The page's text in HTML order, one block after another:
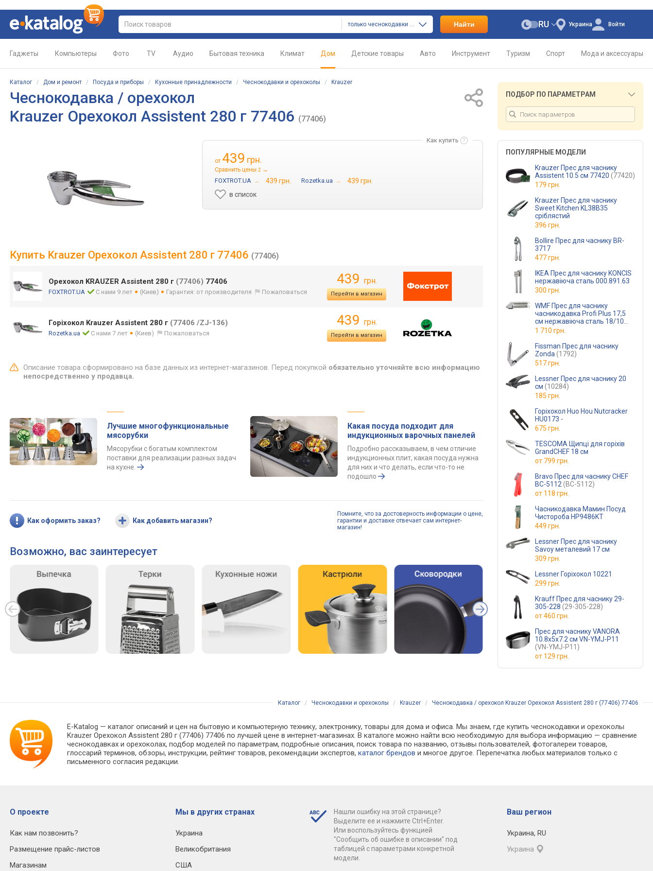
только чеснокодавки и орехоколы Найти Украина
RU Войти
Гаджеты Компьютеры Фото TV Аудио Бытовая техника Климат Дом Детские товары Авто Инструмент Туризм Спорт Мода и аксессуары
Каталог / Дом и ремонт / Посуда и приборы / Кухонные принадлежности / Чеснокодавки и орехоколы / Krauzer
Чеснокодавка / орехокол
Krauzer Орехокол Assistent 280 г 77406 (77406)
Как купить
от 439 грн.
Сравнить цены 2 →
FOXTROT.UA → 439 грн. Rozetka.ua →
439 грн.
в список
Купить Krauzer Орехокол Assistent 280 г 77406 (77406)
Орехокол KRAUZER Assistent 280 г (77406) 77406
FOXTROT.UA С нами 9 лет (Киев) Гарантия: от производителя Пожаловаться
439 грн.
Перейти в магазин
Горіхокол Krauzer Assistent 280 г (77406 /ZJ-136)
Rozetka.ua С нами 7 лет (Киев) Пожаловаться
439 грн.
Перейти в магазин
Описание товара сформировано на базе данных из интернет-магазинов. Перед покупкой обязательно уточняйте всю информацию
непосредственно у продавца.
Лучшие многофункциональные
мясорубки
Мясорубки с богатым комплектом
поставки для реализации разных задач
на кухне.
Какая посуда подходит для
индукционных варочных панелей
Подробно рассказываем, в чем отличие
индукционных плит, какая посуда нужна
для них и что делать, если что-то не
подошло
Как оформить заказ? Как добавить магазин?
Помните, что за достоверность информации о цене,
гарантии и доставке отвечает сам интернет-
магазин!
Возможно, вас заинтересует
ПОДБОР ПО ПАРАМЕТРАМ
ПОПУЛЯРНЫЕ МОДЕЛИ
Krauzer Прес для часнику
Assistent 10.5 см 77420 (77420)
179 грн.
Krauzer Прес для часнику
Sweet Kitchen KL38B35
сріблястий
396 грн.
Bollire Прес для часнику BR-
3717
477 грн.
IKEA Прес для часнику KONCIS
нержавіюча сталь 000.891.63
300 грн.
WMF Прес для часнику
часникодавка Profi Plus 17,5
см нержавіюча сталь 18/10
Cromargan 18.7163.6030
1 710 грн.
Fissman Прес для часнику
Zonda (1792)
517 грн.
Lessner Прес для часнику 20
см (10284)
185 грн.
Горіхокол Huo Hou Nutcracker
HU0173 -
675 грн.
TESCOMA Щипці для горіхів
GrandCHEF 18 см
от 799 грн.
Bravo Прес для часнику CHEF
BC-5112 (BC-5112)
от 118 грн.
Часникодавка Мамин Посуд
Чистороба HP9486KT
449 грн.
Lessner Прес для часнику
Savoy металевий 17 см
309 грн.
Lessner Горіхокол 10221
299 грн.
Krauff Прес для часнику 29-
305-228 (29-305-228)
от460 грн.
Прес для часнику VANORA
10.8x5x7.2 см VN-YMJ-P11
(VN-YMJ-P11)
от 129 грн.
Каталог / Чеснокодавки и орехоколы / Krauzer / Чеснокодавка / орехокол Krauzer Орехокол Assistent 280 г (77406) 77406
E-Katalog — каталог описаний и цен на бытовую и компьютерную технику, электронику, товары для дома и офиса. Мы знаем, где купить чеснокодавки и орехоколы
Krauzer Орехокол Assistent 280 г (77406) 77406 по лучшей цене в интернет-магазинах. В каталоге можно найти всю необходимую для выбора информацию — сравнение
чеснокодавках и орехоколах, подбор моделей по параметрам, подробные описания, поиск товара по названию, отзывы пользователей, фотогалереи товаров,
глоссарий терминов, обзоры, инструкции, рейтинг товаров, рекомендации экспертов,каталог брендов и многое другое. Перепечатка любых материалов только с
письменного согласия редакции.
О проекте
Как нам позвонить?
Размещение прайс-листов
Магазинам
Мы в других странах
Украина
Великобритания
США
Нашли ошибку на этой странице?
Выделите ее и нажмите Ctrl+Enter.
Или воспользуйтесь функцией
"Сообщить об ошибке в описании" под
таблицей с параметрами конкретной
модели.
Ваш регион
Украина, RU
Украина